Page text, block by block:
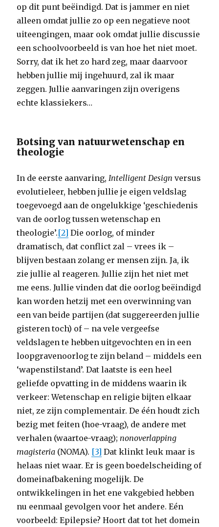
op dit punt beëindigd. Dat is jammer en niet
alleen omdat jullie zo op een negatieve noot
uiteengingen, maar ook omdat jullie discussie
een schoolvoorbeeld is van hoe het niet moet.
Sorry, dat ik het zo hard zeg, maar daarvoor
hebben jullie mij ingehuurd, zal ik maar
zeggen. Jullie aanvaringen zijn overigens
echte klassiekers…
Botsing van natuurwetenschap en
theologie
In de eerste aanvaring,Intelligent Design versus
evolutieleer, hebben jullie je eigen veldslag
toegevoegd aan de ongelukkige ‘geschiedenis
van de oorlog tussen wetenschap en
theologie’.[2] Die oorlog, of minder
dramatisch, dat conflict zal – vrees ik –
blijven bestaan zolang er mensen zijn. Ja, ik
zie jullie al reageren. Jullie zijn het niet met
me eens. Jullie vinden dat die oorlog beëindigd
kan worden hetzij met een overwinning van
een van beide partijen (dat suggereerden jullie
gisteren toch) of – na vele vergeefse
veldslagen te hebben uitgevochten en in een
loopgravenoorlog te zijn beland – middels een
‘wapenstilstand’. Dat laatste is een heel
geliefde opvatting in de middens waarin ik
verkeer: Wetenschap en religie bijten elkaar
niet, ze zijn complementair. De één houdt zich
bezig met feiten (hoe-vraag), de andere met
verhalen (waartoe-vraag);nonoverlapping
magisteria (NOMA). [3] Dat klinkt leuk maar is
helaas niet waar. Er is geen boedelscheiding of
domeinafbakening mogelijk. De
ontwikkelingen in het ene vakgebied hebben
nu eenmaal gevolgen voor het andere. Eén
voorbeeld: Epilepsie? Hoort dat tot het domein